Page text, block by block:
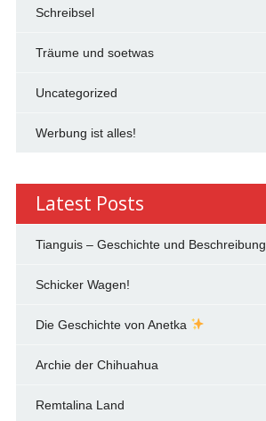
Schreibsel
Träume und soetwas
Uncategorized
Werbung ist alles!
Latest Posts
Tianguis – Geschichte und Beschreibung
Schicker Wagen!
Die Geschichte von Anetka
Archie der Chihuahua
Remtalina Land